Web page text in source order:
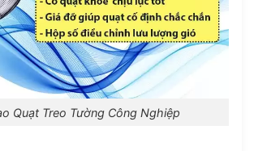
Quạt Treo Tường Công Nghiệp